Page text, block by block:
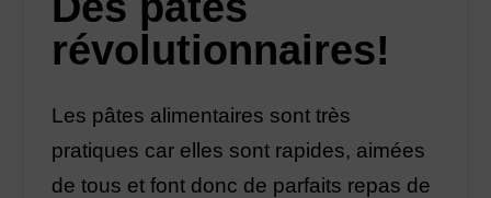
révolutionnaires!
Les pâtes alimentaires sont très
pratiques car elles sont rapides, aimées
de tous et font donc de parfaits repas de